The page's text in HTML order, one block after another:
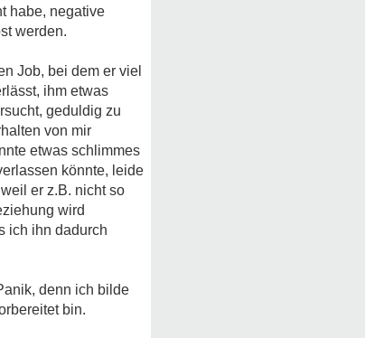
habe, negative
werden.
Job, bei dem er viel
ihm etwas
geduldig zu
von mir
etwas schlimmes
könnte, leide
er z.B. nicht so
wird
ich ihn dadurch
denn ich bilde
bin.